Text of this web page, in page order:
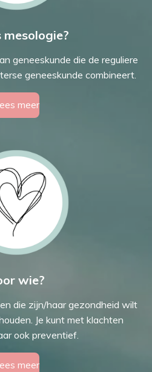
geneeskunde die de reguliere
geneeskunde combineert.
meer
wie?
die zijn/haar gezondheid wilt
Je kunt met klachten
ook preventief.
meer